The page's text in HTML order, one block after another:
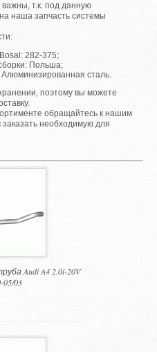
т.к. под данную
наша запчасть системы
282-375;
Польша;
сталь.
поэтому вы можете
обращайтесь к нашим
необходимую для
Audi A4 2.0i-20V
05/03